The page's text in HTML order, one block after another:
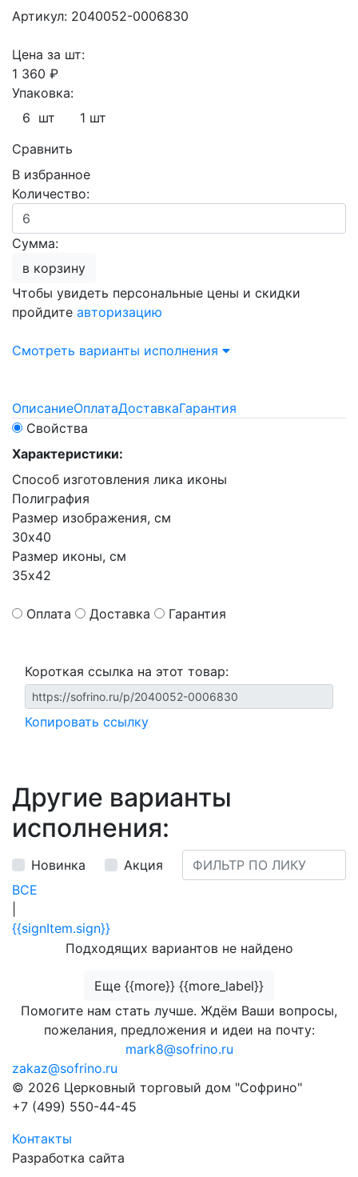
Артикул: 2040052-0006830
Цена за шт:
1 360 ₽
Упаковка:
6 шт
1 шт
Сравнить
В избранное
Количество:
Сумма:
в корзину
Чтобы увидеть персональные цены и скидки
пройдите авторизацию
Смотреть варианты исполнения
ОписаниеОплатаДоставкаГарантия
Свойства
Характеристики:
Способ изготовления лика иконы
Полиграфия
Размер изображения, см
30х40
Размер иконы, см
35х42
Оплата Доставка Гарантия
Короткая ссылка на этот товар:
Копировать ссылку
Другие варианты
исполнения:
Новинка
Акция
ВСЕ
{{signItem.sign}}
Подходящих вариантов не найдено
Еще {{more}} {{more_label}}
Помогите нам стать лучше. Ждём Ваши вопросы,
пожелания, предложения и идеи на почту:
mark8@sofrino.ru
zakaz@sofrino.ru
© 2026 Церковный торговый дом "Софрино"
+7 (499) 550-44-45
Контакты
Разработка сайта